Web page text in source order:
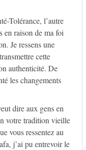
Tolérance, l’autre
en raison de ma foi
Je ressens une
cette
authenticité. De
les changements
dire aux gens en
votre tradition vieille
vous ressentez au
j’ai pu entrevoir le